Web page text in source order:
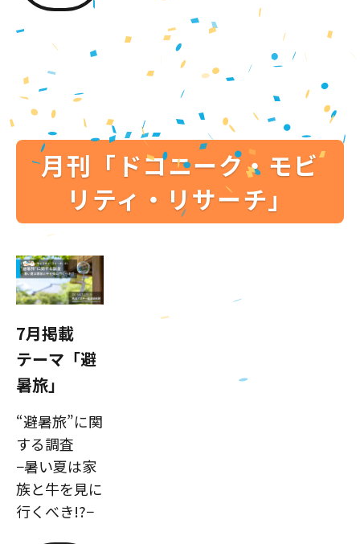
月刊「ドコニーク・モビ
リティ・リサーチ」
7月掲載
テーマ「避
暑旅」
“避暑旅”に関
する調査
−暑い夏は家
族と牛を見に
行くべき!?−